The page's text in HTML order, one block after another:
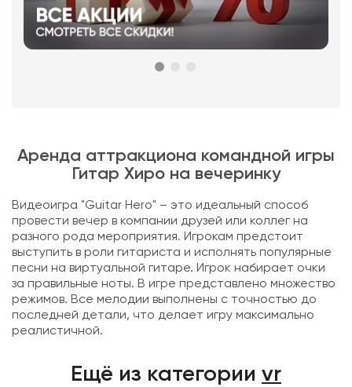
Аренда аттракциона командной игры
Гитар Хиро на вечеринку
Видеоигра "Guitar Hero" – это идеальный способ
провести вечер в компании друзей или коллег на
разного рода мероприятия. Игрокам предстоит
выступить в роли гитариста и исполнять популярные
песни на виртуальной гитаре. Игрок набирает очки
за правильные ноты. В игре представлено множество
режимов. Все мелодии выполнены с точностью до
последней детали, что делает игру максимально
реалистичной.
Ещё из категории vr